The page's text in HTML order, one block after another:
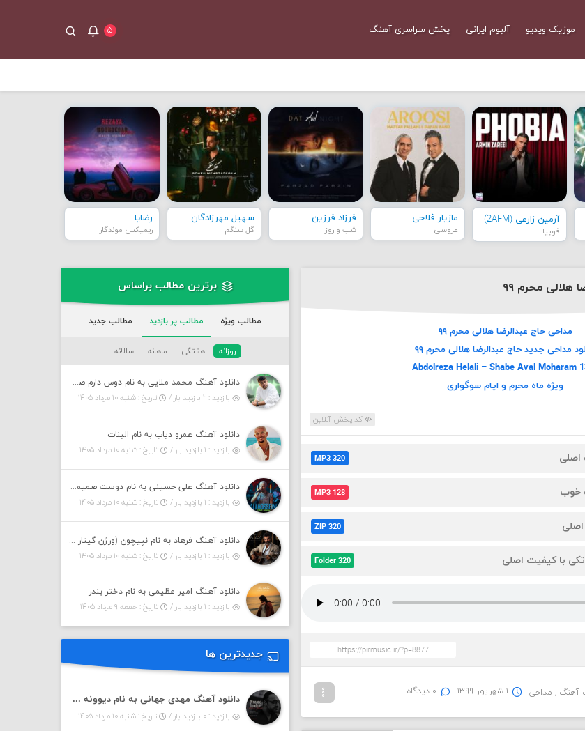
موزیک ویدیو آلبوم ایرانی پخش سراسری آهنگ ۵
آرمین زارعی (2AFM)
فوبیا
مازیار فلاحی
عروسی
فرزاد فرزین
شب و روز
سهیل مهرزادگان
گل سنگم
رضایا
ریمیکس موندگار
هلالی محرم ۹۹
مداحیحاج عبدالرضا هلالی محرم ۹۹
مداحی جدید حاج عبدالرضا هلالی محرم ۹۹
Abdolreza Helali – Shabe Aval Moharam
ویژه ماه محرم و ایام سوگواری
کد پخش آنلاین
اصلی MP3 320
خوب MP3 128
اصلی ZIP 320
تکی با کیفیت اصلی Folder 320
آهنگ , مداحی ۱ شهریور ۱۳۹۹ ۰ دیدگاه
برترین مطالب براساس
مطالب ویژه مطالب پر بازدید مطالب جدید
روزانه هفتگی ماهانه سالانه
دانلود آهنگ محمد ملایی به نام دوس دارم صدات کنم توهم بگی جونم نیمه پنهونم
بازدید : ۲ بازدید بار /
تاریخ : شنبه ۱۰ مرداد ۱۴۰۵
دانلود آهنگ عمرو دیاب به نام البنات
بازدید : ۱ بازدید بار /
تاریخ : شنبه ۱۰ مرداد ۱۴۰۵
دانلود آهنگ علی حسینی به نام دوست صمیمی لایو ورژن
بازدید : ۱ بازدید بار /
تاریخ : شنبه ۱۰ مرداد ۱۴۰۵
دانلود آهنگ فرهاد به نام نپیچون (ورژن گیتار هوش مصنوعی)
بازدید : ۱ بازدید بار /
تاریخ : شنبه ۱۰ مرداد ۱۴۰۵
دانلود آهنگ امیر عظیمی به نام دختر بندر
بازدید : ۱ بازدید بار /
تاریخ : جمعه ۹ مرداد ۱۴۰۵
جدیدترین ها
دانلود آهنگ مهدی جهانی به نام دیوونه بودم
بازدید : ۰ بازدید بار / تاریخ : شنبه ۱۰ مرداد ۱۴۰۵